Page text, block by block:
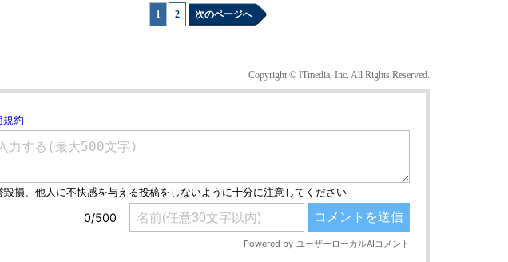
1 2 次のページへ
Copyright © ITmedia, Inc. All Rights Reserved.